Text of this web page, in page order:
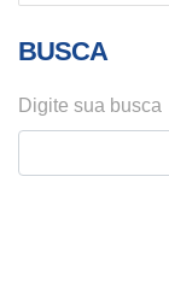
BUSCA
Digite sua busca